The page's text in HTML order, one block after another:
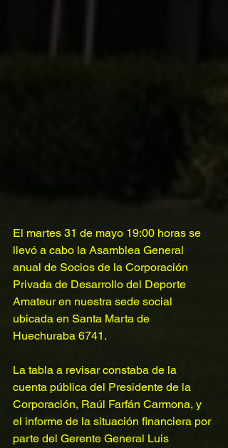
El martes 31 de mayo 19:00 horas se
llevó a cabo la Asamblea General
anual de Socios de la Corporación
Privada de Desarrollo del Deporte
Amateur en nuestra sede social
ubicada en Santa Marta de
Huechuraba 6741.
La tabla a revisar constaba de la
cuenta pública del Presidente de la
Corporación, Raúl Farfán Carmona, y
el informe de la situación financiera por
parte del Gerente General Luis